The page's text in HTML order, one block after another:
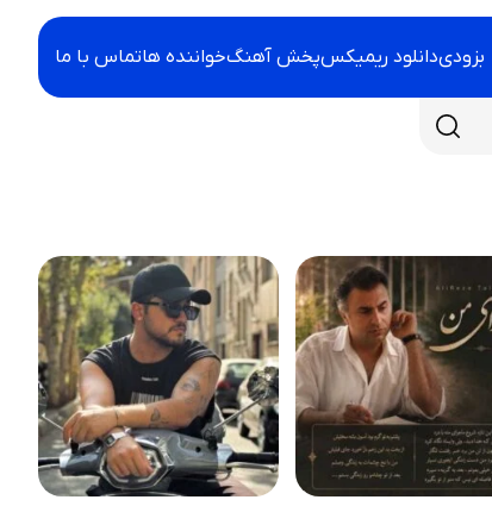
بزودیدانلود ریمیکسپخش آهنگخواننده هاتماس با ما